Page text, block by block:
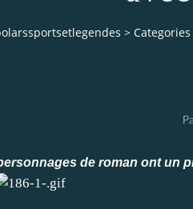
> Categories
de roman ont un